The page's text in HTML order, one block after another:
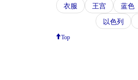
衣服 王宫 蓝色
以色列
Top